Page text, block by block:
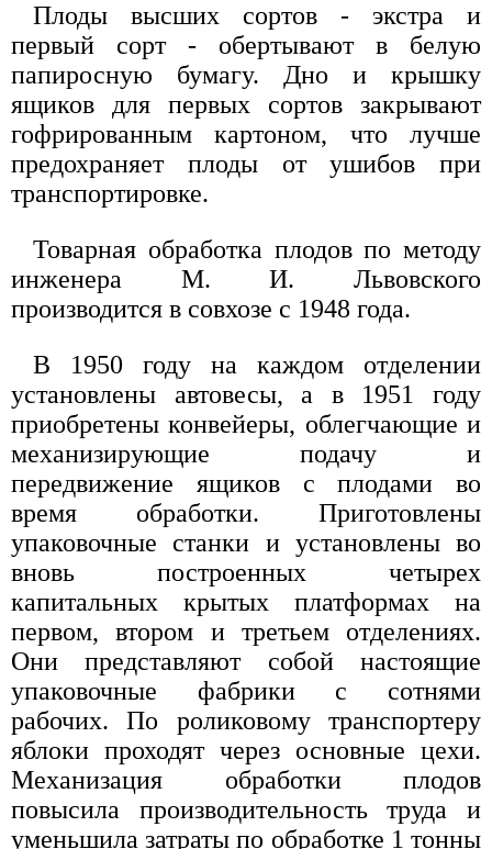
Плоды высших сортов - экстра и
первый сорт - обертывают в белую
папиросную бумагу. Дно и крышку
ящиков для первых сортов закрывают
гофрированным картоном, что лучше
предохраняет плоды от ушибов при
транспортировке.
Товарная обработка плодов по методу
инженера М. И. Львовского
производится в совхозе с 1948 года.
В 1950 году на каждом отделении
установлены автовесы, а в 1951 году
приобретены конвейеры, облегчающие и
механизирующие подачу и
передвижение ящиков с плодами во
время обработки. Приготовлены
упаковочные станки и установлены во
вновь построенных четырех
капитальных крытых платформах на
первом, втором и третьем отделениях.
Они представляют собой настоящие
упаковочные фабрики с сотнями
рабочих. По роликовому транспортеру
яблоки проходят через основные цехи.
Механизация обработки плодов
повысила производительность труда и
уменьшила затраты по обработке 1 тонны